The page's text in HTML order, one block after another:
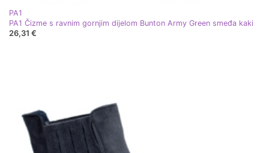
PA1
PA1 Čizme s ravnim gornjim dijelom Bunton Army Green smeđa kaki
26,31 €